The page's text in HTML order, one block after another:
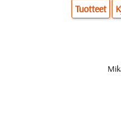
Tuotteet